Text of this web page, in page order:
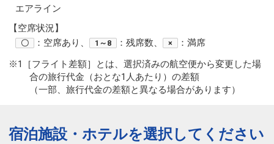
エアライン
【空席状況】
〇 ：空席あり、 1～8 ：残席数、 ×
：満席
※1［フライト差額］とは、選択済みの航空便から変更した場
合の旅行代金（おとな1人あたり）の差額
（一部、旅行代金の差額と異なる場合があります）
宿泊施設・ホテルを選択してください